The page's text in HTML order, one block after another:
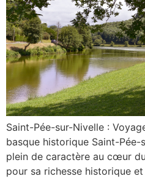
Saint-Pée-sur-Nivelle :
basque historique Saint-
plein de caractère au cœur
pour sa richesse historique